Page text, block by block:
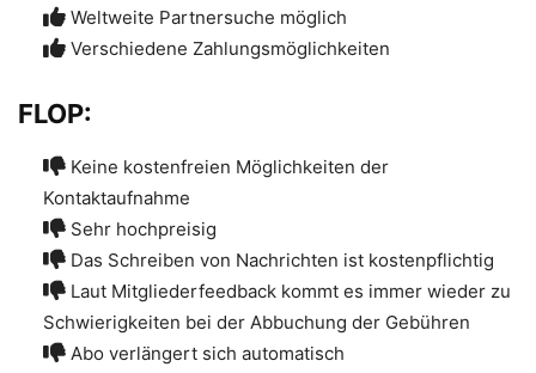
Weltweite Partnersuche möglich
Verschiedene Zahlungsmöglichkeiten
FLOP:
Keine kostenfreien Möglichkeiten der
Kontaktaufnahme
Sehr hochpreisig
Das Schreiben von Nachrichten ist kostenpflichtig
Laut Mitgliederfeedback kommt es immer wieder zu
Schwierigkeiten bei der Abbuchung der Gebühren
Abo verlängert sich automatisch